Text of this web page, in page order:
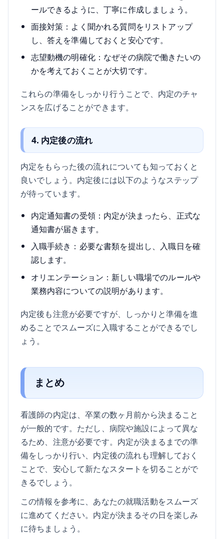
ールできるように、丁寧に作成しましょう。
面接対策：よく聞かれる質問をリストアップ
し、答えを準備しておくと安心です。
志望動機の明確化：なぜその病院で働きたいの
かを考えておくことが大切です。
これらの準備をしっかり行うことで、内定のチャ
ンスを広げることができます。
4. 内定後の流れ
内定をもらった後の流れについても知っておくと
良いでしょう。内定後には以下のようなステップ
が待っています。
内定通知書の受領：内定が決まったら、正式な
通知書が届きます。
入職手続き：必要な書類を提出し、入職日を確
認します。
オリエンテーション：新しい職場でのルールや
業務内容についての説明があります。
内定後も注意が必要ですが、しっかりと準備を進
めることでスムーズに入職することができるでし
ょう。
まとめ
看護師の内定は、卒業の数ヶ月前から決まること
が一般的です。ただし、病院や施設によって異な
るため、注意が必要です。内定が決まるまでの準
備をしっかり行い、内定後の流れも理解しておく
ことで、安心して新たなスタートを切ることがで
きるでしょう。
この情報を参考に、あなたの就職活動をスムーズ
に進めてください。内定が決まるその日を楽しみ
に待ちましょう。